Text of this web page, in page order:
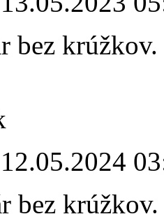
bez krúžkov.
12.05.2024
bez krúžkov.